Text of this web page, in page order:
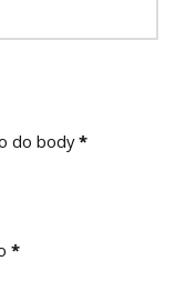
do body*
*